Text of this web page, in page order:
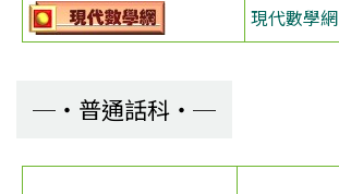
現代數學網
普通話科